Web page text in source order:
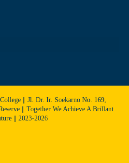
|| Jl. Dr. Ir. Soekarno No. 169,
|| Together We Achieve A Brillant
|| 2023-2026